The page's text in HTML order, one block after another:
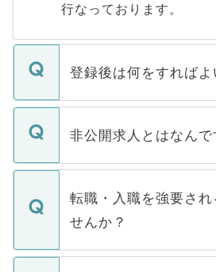
行なっております。
登録後は何をすれば
ご登録いただきましたら
登録内容を確認し、その
ます。通常、5営業日以
いただきますので、しば
非公開求人とはなんで
マイナビDOCTORで取
うち約3割は、Webサイ
けない「非公開求人」で
下記の理由によって、一
ません。
転職・入職を強要され
せんか？
転職・入職を強要するこ